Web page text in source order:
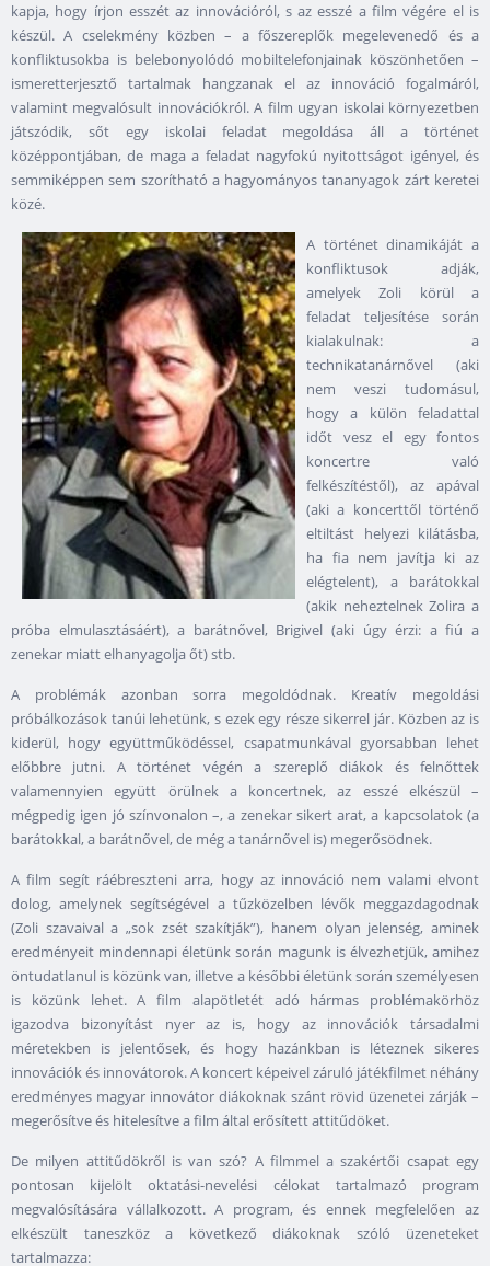
kapja, hogy írjon esszét az innovációról, s az esszé a film végére el is
készül. A cselekmény közben – a főszereplők megelevenedő és a
konfliktusokba is belebonyolódó mobiltelefonjainak köszönhetően –
ismeretterjesztő tartalmak hangzanak el az innováció fogalmáról,
valamint megvalósult innovációkról. A film ugyan iskolai környezetben
játszódik, sőt egy iskolai feladat megoldása áll a történet
középpontjában, de maga a feladat nagyfokú nyitottságot igényel, és
semmiképpen sem szorítható a hagyományos tananyagok zárt keretei
közé.
A történet dinamikáját a
konfliktusok adják,
amelyek Zoli körül a
feladat teljesítése során
kialakulnak: a
technikatanárnővel (aki
nem veszi tudomásul,
hogy a külön feladattal
időt vesz el egy fontos
koncertre való
felkészítéstől), az apával
(aki a koncerttől történő
eltiltást helyezi kilátásba,
ha fia nem javítja ki az
elégtelent), a barátokkal
(akik neheztelnek Zolira a
próba elmulasztásáért), a barátnővel, Brigivel (aki úgy érzi: a fiú a
zenekar miatt elhanyagolja őt) stb.
A problémák azonban sorra megoldódnak. Kreatív megoldási
próbálkozások tanúi lehetünk, s ezek egy része sikerrel jár. Közben az is
kiderül, hogy együttműködéssel, csapatmunkával gyorsabban lehet
előbbre jutni. A történet végén a szereplő diákok és felnőttek
valamennyien együtt örülnek a koncertnek, az esszé elkészül –
mégpedig igen jó színvonalon –, a zenekar sikert arat, a kapcsolatok (a
barátokkal, a barátnővel, de még a tanárnővel is) megerősödnek.
A film segít ráébreszteni arra, hogy az innováció nem valami elvont
dolog, amelynek segítségével a tűzközelben lévők meggazdagodnak
(Zoli szavaival a „sok zsét szakítják”), hanem olyan jelenség, aminek
eredményeit mindennapi életünk során magunk is élvezhetjük, amihez
öntudatlanul is közünk van, illetve a későbbi életünk során személyesen
is közünk lehet. A film alapötletét adó hármas problémakörhöz
igazodva bizonyítást nyer az is, hogy az innovációk társadalmi
méretekben is jelentősek, és hogy hazánkban is léteznek sikeres
innovációk és innovátorok. A koncert képeivel záruló játékfilmet néhány
eredményes magyar innovátor diákoknak szánt rövid üzenetei zárják –
megerősítve és hitelesítve a film által erősített attitűdöket.
De milyen attitűdökről is van szó? A filmmel a szakértői csapat egy
pontosan kijelölt oktatási-nevelési célokat tartalmazó program
megvalósítására vállalkozott. A program, és ennek megfelelően az
elkészült taneszköz a következő diákoknak szóló üzeneteket
tartalmazza: